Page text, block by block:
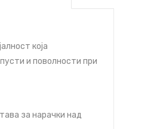
која
и поволности при
за нарачки над